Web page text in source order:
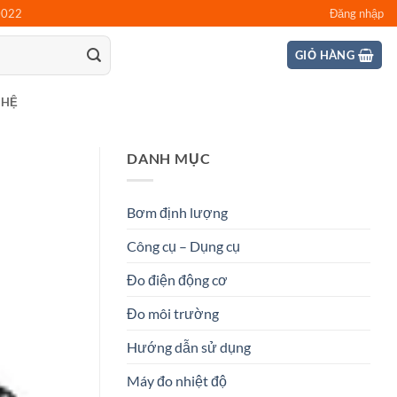
Đăng nhập
GIỎ HÀNG
DANH MỤC
Bơm định lượng
Công cụ – Dụng cụ
Đo điện động cơ
Đo môi trường
Hướng dẫn sử dụng
Máy đo nhiệt độ